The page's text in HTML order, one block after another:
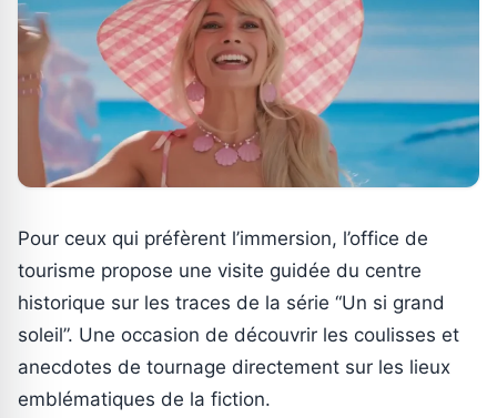
Pour ceux qui préfèrent l’immersion, l’office de
tourisme propose une visite guidée du centre
historique sur les traces de la série “Un si grand
soleil”. Une occasion de découvrir les coulisses et
anecdotes de tournage directement sur les lieux
emblématiques de la fiction.